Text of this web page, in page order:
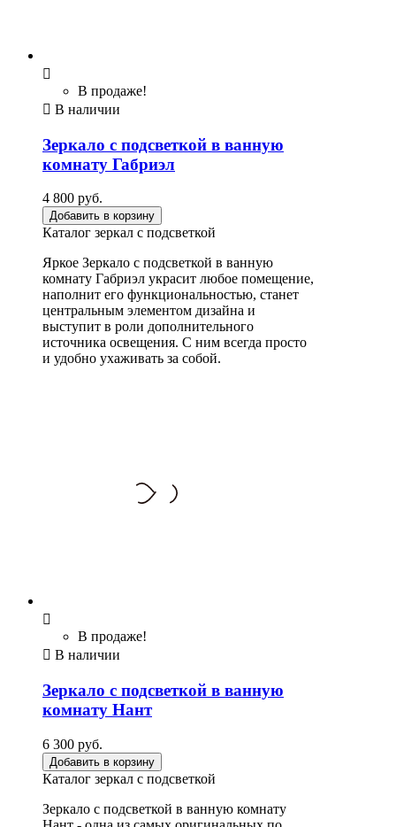

В продаже!
 В наличии
Зеркало с подсветкой в ванную
комнату Габриэл
4 800 руб.
Добавить в корзину
Каталог зеркал с подсветкой
Яркое Зеркало с подсветкой в ванную
комнату Габриэл украсит любое помещение,
наполнит его функциональностью, станет
центральным элементом дизайна и
выступит в роли дополнительного
источника освещения. С ним всегда просто
и удобно ухаживать за собой.

В продаже!
 В наличии
Зеркало с подсветкой в ванную
комнату Нант
6 300 руб.
Добавить в корзину
Каталог зеркал с подсветкой
Зеркало с подсветкой в ванную комнату